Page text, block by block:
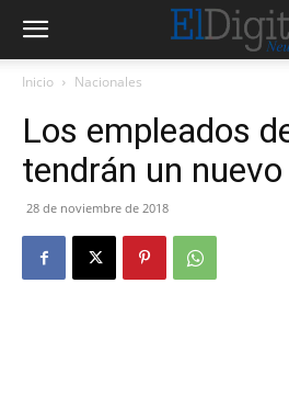
Inicio Nacionales
Los empleados
tendrán un
28 de noviembre de 2018